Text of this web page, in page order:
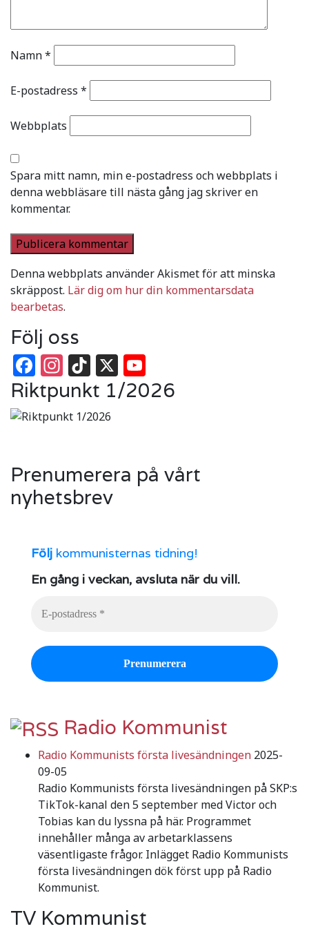
Namn*
E-postadress *
Webbplats
Spara mitt namn, min e-postadress och webbplats i
denna webbläsare till nästa gång jag skriver en
kommentar.
Denna webbplats använder Akismet för att minska
skräppost. Lär dig om hur din kommentarsdata
bearbetas.
Följ oss
Facebook
Instagram
TikTok
X
Riktpunkt 1/2026
Prenumerera på vårt
nyhetsbrev
Följ kommunisternas tidning!
En gång i veckan, avsluta när du vill.
Radio Kommunist
Radio Kommunists första livesändningen 2025-
09-05
Radio Kommunists första livesändningen på SKP:s
TikTok-kanal den 5 september med Victor och
Tobias kan du lyssna på här. Programmet
innehåller många av arbetarklassens
väsentligaste frågor. Inlägget Radio Kommunists
första livesändningen dök först upp på Radio
Kommunist.
TV Kommunist